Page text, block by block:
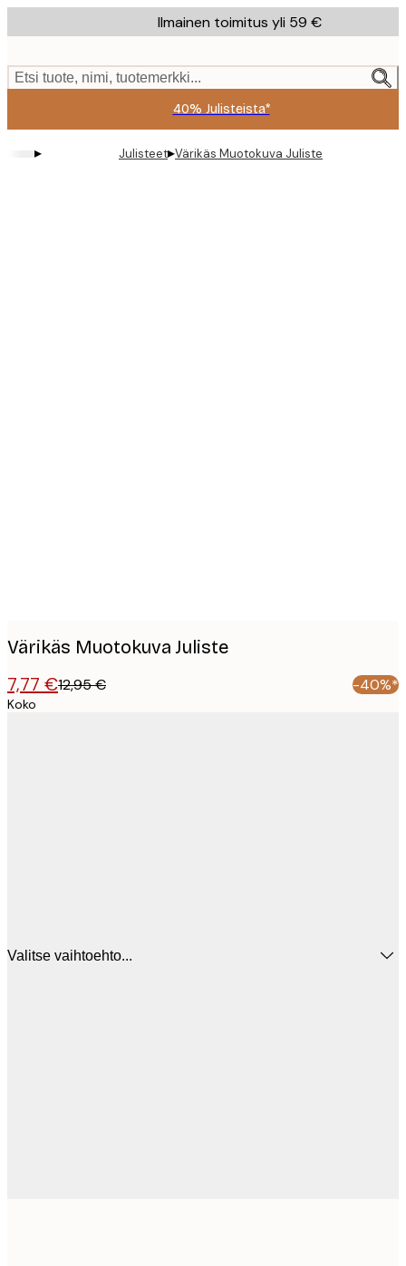
to
content.
Ilmainen toimitus yli 59 €
Etsi tuote, nimi, tuotemerkki...
40% Julisteista*
▸ Julisteet▸Värikäs Muotokuva Juliste
Värikäs Muotokuva Juliste
7,77 €12,95 € -40%*
Koko
Valitse vaihtoehto...